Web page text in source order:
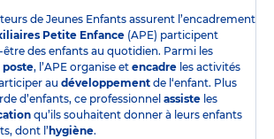
de Jeunes Enfants assurent l’encadrement
Petite Enfance (APE) participent
des enfants au quotidien. Parmi les
poste, l’APE organise et encadre les activités
au développement de l‘enfant. Plus
d’enfants, ce professionnel assiste les
qu’ils souhaitent donner à leurs enfants
dont l’ hygiène.